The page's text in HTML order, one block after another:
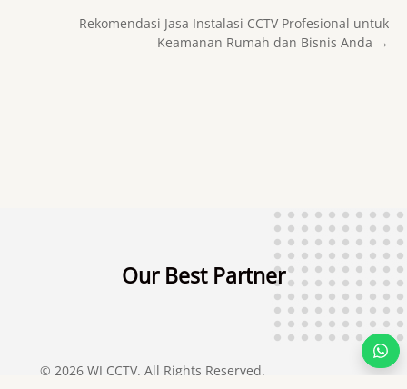
Rekomendasi Jasa Instalasi CCTV Profesional untuk
Keamanan Rumah dan Bisnis Anda →
Our Best Partner
© 2026 WJ CCTV. All Rights Reserved.